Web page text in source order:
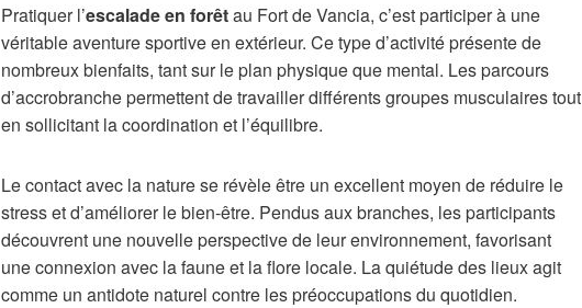
Pratiquer l’escalade en forêtau Fort de Vancia, c’est participer à une
véritable aventure sportive en extérieur. Ce type d’activité présente de
nombreux bienfaits, tant sur le plan physique que mental. Les parcours
d’accrobranche permettent de travailler différents groupes musculaires tout
en sollicitant la coordination et l’équilibre.
Le contact avec la nature se révèle être un excellent moyen de réduire le
stress et d’améliorer le bien-être. Pendus aux branches, les participants
découvrent une nouvelle perspective de leur environnement, favorisant
une connexion avec la faune et la flore locale. La quiétude des lieux agit
comme un antidote naturel contre les préoccupations du quotidien.